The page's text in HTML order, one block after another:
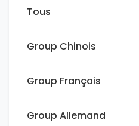
Tous
Group Chinois
Group Français
Group Allemand